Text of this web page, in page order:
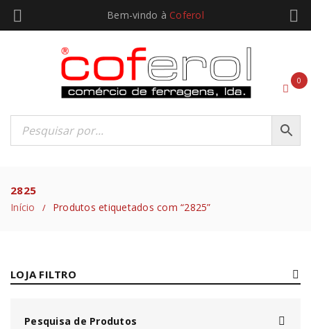
Bem-vindo à Coferol
0
2825
Início / Produtos etiquetados com “2825”
LOJA FILTRO
Pesquisa de Produtos